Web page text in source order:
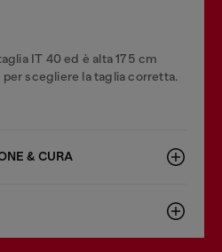
IT 40 ed è alta 175 cm
scegliere la taglia corretta.
& CURA